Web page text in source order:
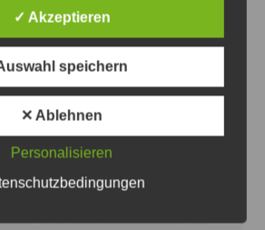
✓ Akzeptieren
speichern
✕ Ablehnen
Personalisieren